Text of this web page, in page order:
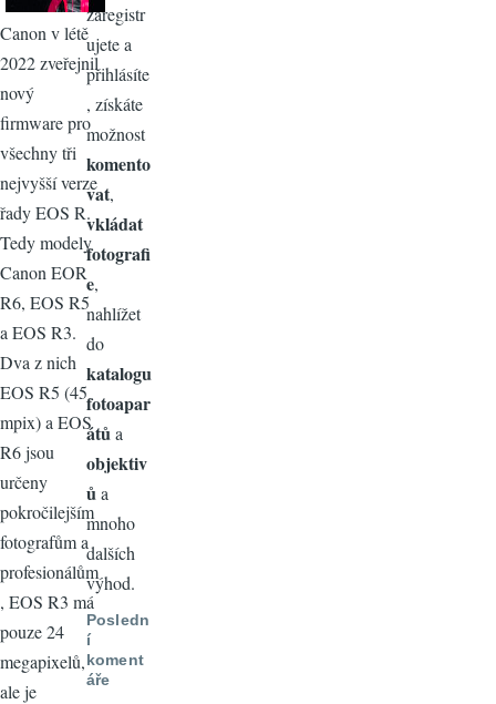
Canon v létě
2022 zveřejnil
nový
firmware pro
všechny tři
nejvyšší verze
řady EOS R.
Tedy modely
Canon EOR
R6, EOS R5
a EOS R3.
Dva z nich
EOS R5 (45
mpix) a EOS
R6 jsou
určeny
pokročilejším
fotografům a
profesionálům
, EOS R3 má
pouze 24
megapixelů,
ale je
zaregistr
ujete a
přihlásíte
, získáte
možnost
komento
vat,
vkládat
fotografi
e,
nahlížet
do
katalogu
fotoapar
átů a
objektiv
ů a
mnoho
dalších
výhod.
Posledn
í
koment
áře